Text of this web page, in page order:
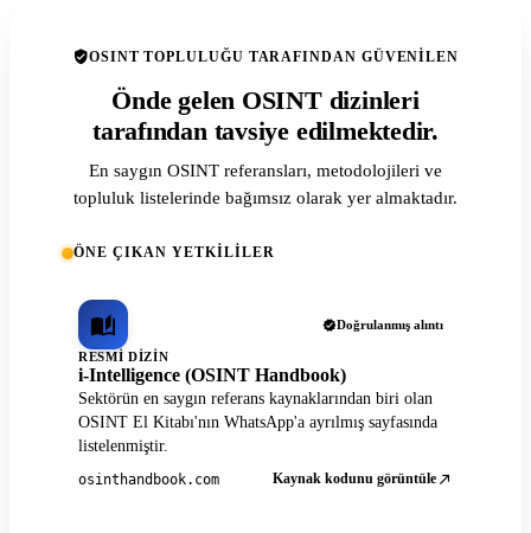
OSINT TOPLULUĞU TARAFINDAN GÜVENILEN
Önde gelen OSINT dizinleri
tarafından tavsiye edilmektedir.
En saygın OSINT referansları, metodolojileri ve
topluluk listelerinde bağımsız olarak yer almaktadır.
ÖNE ÇIKAN YETKILILER
Doğrulanmış alıntı
RESMI DIZIN
i-Intelligence (OSINT Handbook)
Sektörün en saygın referans kaynaklarından biri olan
OSINT El Kitabı'nın WhatsApp'a ayrılmış sayfasında
listelenmiştir.
osinthandbook.com Kaynak kodunu görüntüle